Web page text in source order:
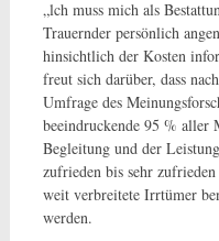
„lch muss mich als
Trauernder persönlich
hinsichtlich der Kosten
freut sich darüber, dass
Umfrage des
beeindruckende 95 % aller
Begleitung und der
zufrieden bis sehr
weit verbreitete Irrtümer
werden.